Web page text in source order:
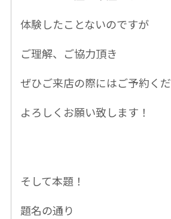
体験したことないのですが
ご理解、ご協力頂き
ぜひご来店の際にはご予約くだ
よろしくお願い致します！
そして本題！
題名の通り